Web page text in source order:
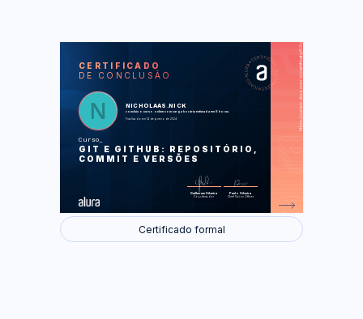
CERTIFICADO
DE CONCLUSÃO
NICHOLAAS.NICK
concluiu o curso online com carga horária estimada em 8 horas.
Finalizado em 14 de janeiro de 2024
Curso
GIT E GITHUB: REPOSITÓRIO,
COMMIT E VERSÕES
Guilherme Silveira
Coordenador
Paulo Silveira
Chief Vision Officer
https://cursos.alura.com.br/certificate/53cebd8e-8477-4f13-a859-b10a9574aa4c
LAS
Conta no GitHub
Commit, VSCode e equipe
Ramificações e merge
Certificado formal